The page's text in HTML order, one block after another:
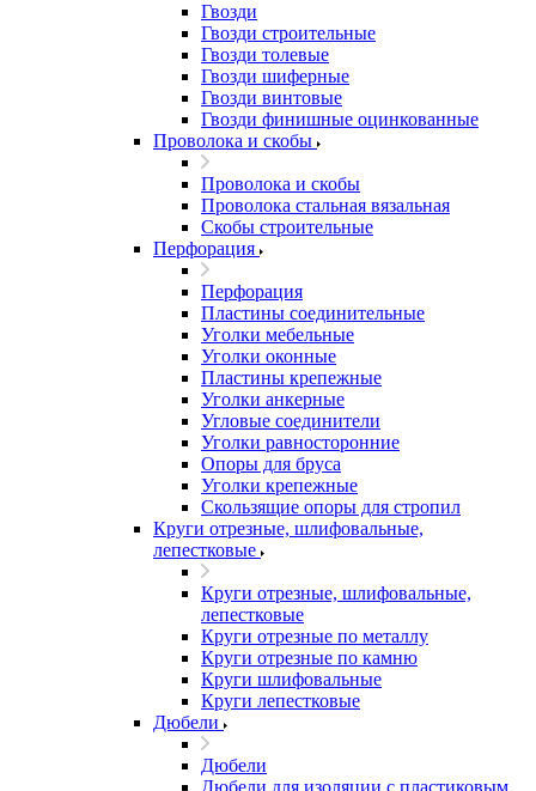
Гвозди
Гвозди строительные
Гвозди толевые
Гвозди шиферные
Гвозди винтовые
Гвозди финишные оцинкованные
Проволока и скобы
Проволока и скобы
Проволока стальная вязальная
Скобы строительные
Перфорация
Перфорация
Пластины соединительные
Уголки мебельные
Уголки оконные
Пластины крепежные
Уголки анкерные
Угловые соединители
Уголки равносторонние
Опоры для бруса
Уголки крепежные
Скользящие опоры для стропил
Круги отрезные, шлифовальные,
лепестковые
Круги отрезные, шлифовальные,
лепестковые
Круги отрезные по металлу
Круги отрезные по камню
Круги шлифовальные
Круги лепестковые
Дюбели
Дюбели
Дюбели для изоляции с пластиковым